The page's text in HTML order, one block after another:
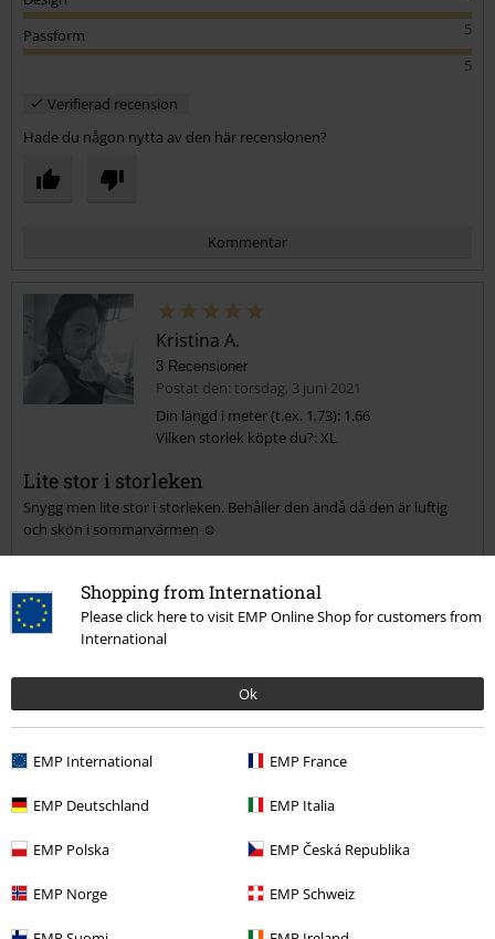
Shopping from International
Please click here to visit EMP Online Shop for customers from
International
Ok
EMP International EMP France
EMP Deutschland EMP Italia
EMP Polska EMP Česká Republika
EMP Norge EMP Schweiz
5
Passform
5
Verifierad recension
Hade du någon nytta av den här recensionen?
Kommentar
Skicka kommentar
Kristina A.
3 Recensioner
Postat den: torsdag, 3 juni 2021
Din längd i meter (t.ex. 1,73): 1.66
Vilken storlek köpte du?: XL
Lite stor i storleken
Snygg men lite stor i storleken. Behåller den ändå då den är luftig
och skön i sommarvärmen ☺
Design
5
Passform
Vidd
Längd
För kort
Perfekt
Verifierad recension